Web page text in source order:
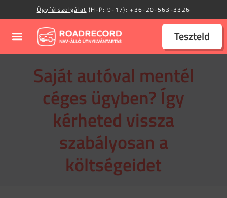
Ügyfélszolgálat (H-P: 9-17):+36-20-563-3326
Teszteld
Saját autóval mentél
céges ügyben? Így
kérheted vissza
szabályosan a
költségeidet